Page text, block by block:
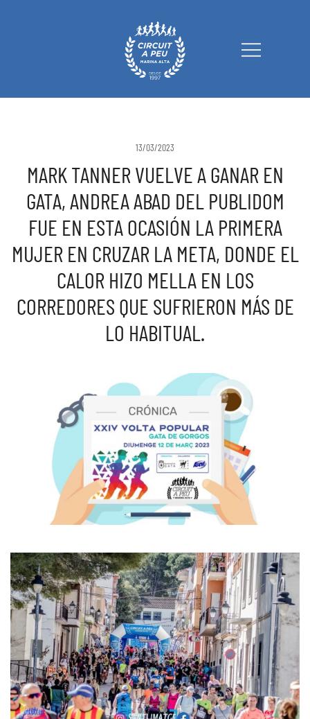
Circuit a Peu Marina Alta
13/03/2023
MARK TANNER VUELVE A GANAR EN
GATA, ANDREA ABAD DEL PUBLIDOM
FUE EN ESTA OCASIÓN LA PRIMERA
MUJER EN CRUZAR LA META, DONDE EL
CALOR HIZO MELLA EN LOS
CORREDORES QUE SUFRIERON MÁS DE
LO HABITUAL.